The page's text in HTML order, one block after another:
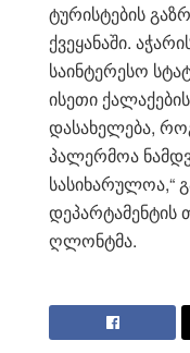
ტურისტების
ქვეყანაში.
საინტერესო
ისეთი
დასახელება,
პალერმოა
სასიხარულოა,“
დეპარტამენტის
ღლონტმა.